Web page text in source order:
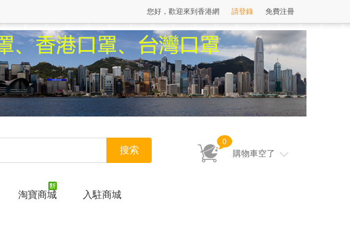
您好，歡迎來到香港網 請登錄 免費注冊
0
購物車空了
淘寶商城 入駐商城